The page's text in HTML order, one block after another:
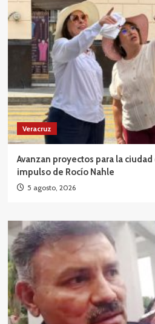
Veracruz
Avanzan proyectos para la
impulso de Rocío Nahle
5 agosto, 2026